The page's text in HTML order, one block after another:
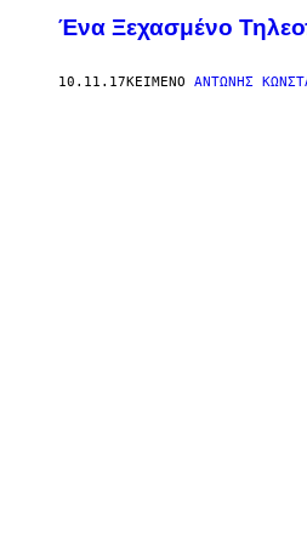
Ένα Ξεχασμένο
10.11.17ΚΕΊΜΕΝΟ ΑΝΤΏΝΗΣ